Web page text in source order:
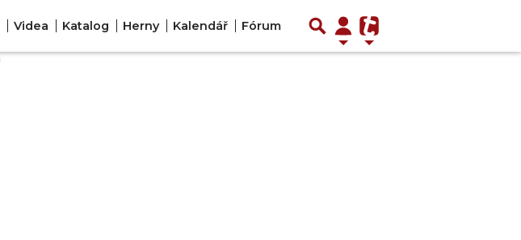
Videa Katalog Herny Kalendář Fórum